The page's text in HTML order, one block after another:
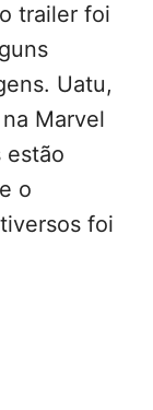
trailer foi
Uatu,
Marvel
estão
o
foi